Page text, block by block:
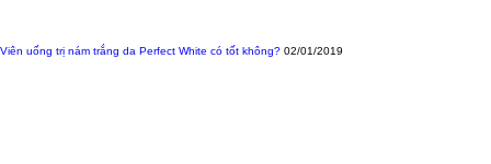
Viên uống trị nám trắng da Perfect White có tốt không? 02/01/2019